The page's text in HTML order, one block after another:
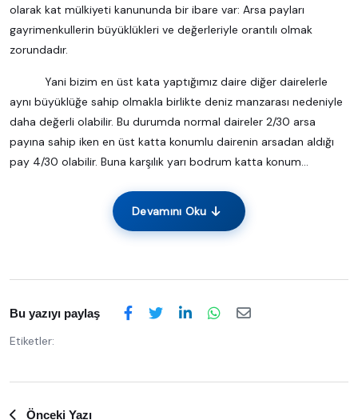
olarak kat mülkiyeti kanununda bir ibare var: Arsa payları
gayrimenkullerin büyüklükleri ve değerleriyle orantılı olmak
zorundadır.
Yani bizim en üst kata yaptığımız daire diğer dairelerle
aynı büyüklüğe sahip olmakla birlikte deniz manzarası nedeniyle
daha değerli olabilir. Bu durumda normal daireler 2/30 arsa
payına sahip iken en üst katta konumlu dairenin arsadan aldığı
pay 4/30 olabilir. Buna karşılık yarı bodrum katta konum...
Devamını Oku
Bu yazıyı paylaş
Etiketler:
Önceki Yazı